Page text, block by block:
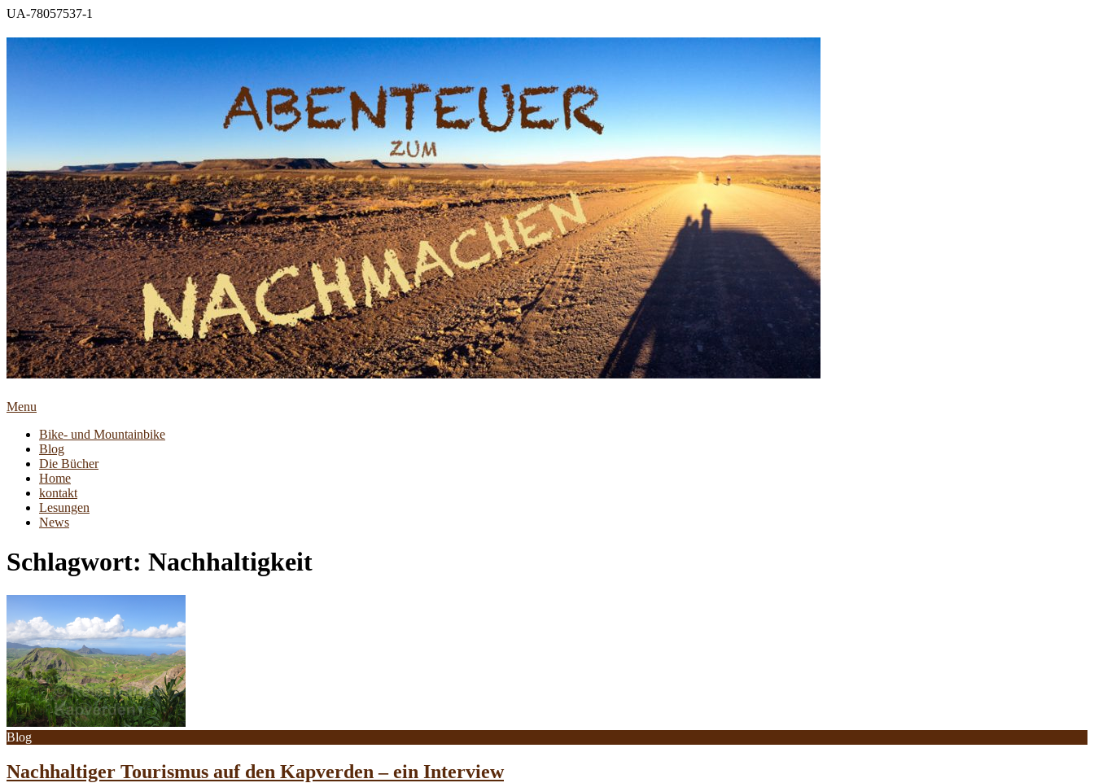
UA-78057537-1
Menu
Bike- und Mountainbike
Blog
Die Bücher
Home
kontakt
Lesungen
News
Schlagwort: Nachhaltigkeit
Blog
Nachhaltiger Tourismus auf den Kapverden – ein Interview